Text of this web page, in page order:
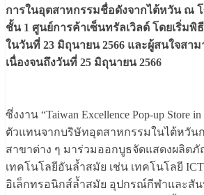
การในอุตสาหกรรมชื่อดังจากไต้หวัน ณ
ชั้น 1 ศูนย์การค้าเซ็นทรัลเวิลด์ โดยเริ่มพิ
ในวันที่ 23 มิถุนายน 2566 และผู้สนใจสา
เนื่องจนถึงวันที่ 25 มิถุนายน 2566
ซึ่งงาน “Taiwan Excellence Pop-up Store
ตัวแทนจากบริษัทอุตสาหกรรมในไต้หวัน
สาขาต่าง ๆ มาร่วมออกบูธจัดแสดงผลิต
เทคโนโลยีอันล้ำสมัย เช่น เทคโนโลยี
อิเล็กทรอนิกส์ล้ำสมัย อุปกรณ์กีฬาและสั